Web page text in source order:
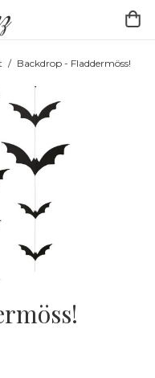
/ Backdrop - Fladdermöss!